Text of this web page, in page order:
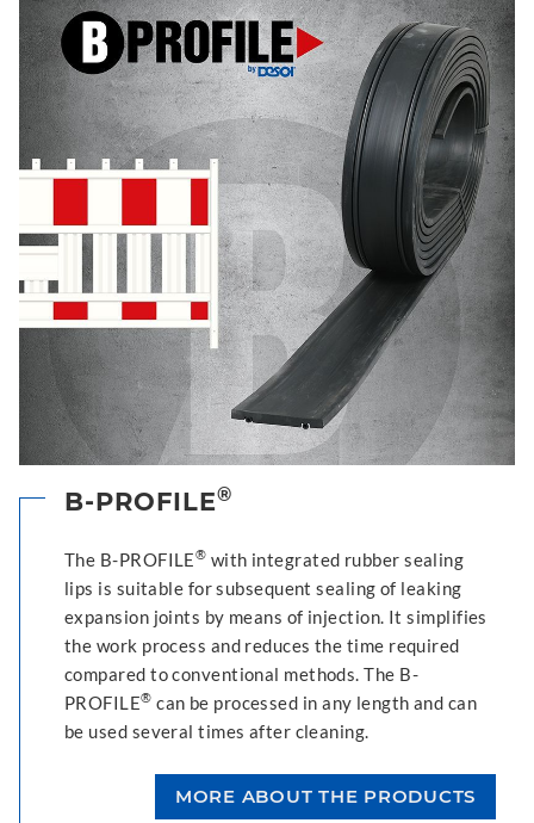
B-PROFILE®
The B-PROFILE® with integrated rubber sealing
lips is suitable for subsequent sealing of leaking
expansion joints by means of injection. It simplifies
the work process and reduces the time required
compared to conventional methods. The B-
PROFILE® can be processed in any length and can
be used several times after cleaning.
MORE ABOUT THE PRODUCTS